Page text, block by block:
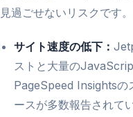
見過ごせないリスクです。
サイト速度の低下：
ストと大量の
PageSpeed Insightsの
ースが多数報告されて